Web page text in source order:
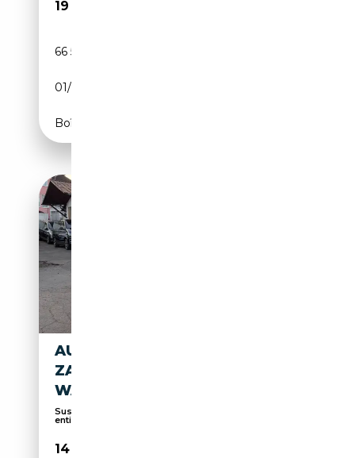
19 950€
66 595 km
01/2018
Boîte automatique
AUDI A4 LIM. SPORT/
ZAHNRIEMEN +
WASSERPUMPE NEU
Suspension sport, Écran multifonction
entièrement ...
14 890€